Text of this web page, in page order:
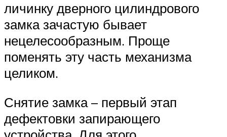
личинку дверного цилиндрового
замка зачастую бывает
нецелесообразным. Проще
поменять эту часть механизма
целиком.
Снятие замка – первый этап
дефектовки запирающего